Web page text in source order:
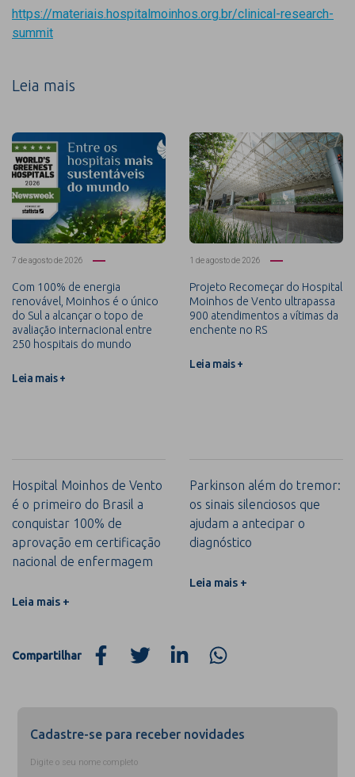
https://materiais.hospitalmoinhos.org.br/clinical-research-
summit
Leia mais
7 de agosto de 2026
Com 100% de energia
renovável, Moinhos é o único
do Sul a alcançar o topo de
avaliação internacional entre
250 hospitais do mundo
Leia mais +
1 de agosto de 2026
Projeto Recomeçar do Hospital
Moinhos de Vento ultrapassa
900 atendimentos a vítimas da
enchente no RS
Leia mais +
Hospital Moinhos de Vento
é o primeiro do Brasil a
conquistar 100% de
aprovação em certificação
nacional de enfermagem
Leia mais +
Parkinson além do tremor:
os sinais silenciosos que
ajudam a antecipar o
diagnóstico
Leia mais +
Compartilhar
Cadastre-se para receber novidades
Digite o seu nome completo